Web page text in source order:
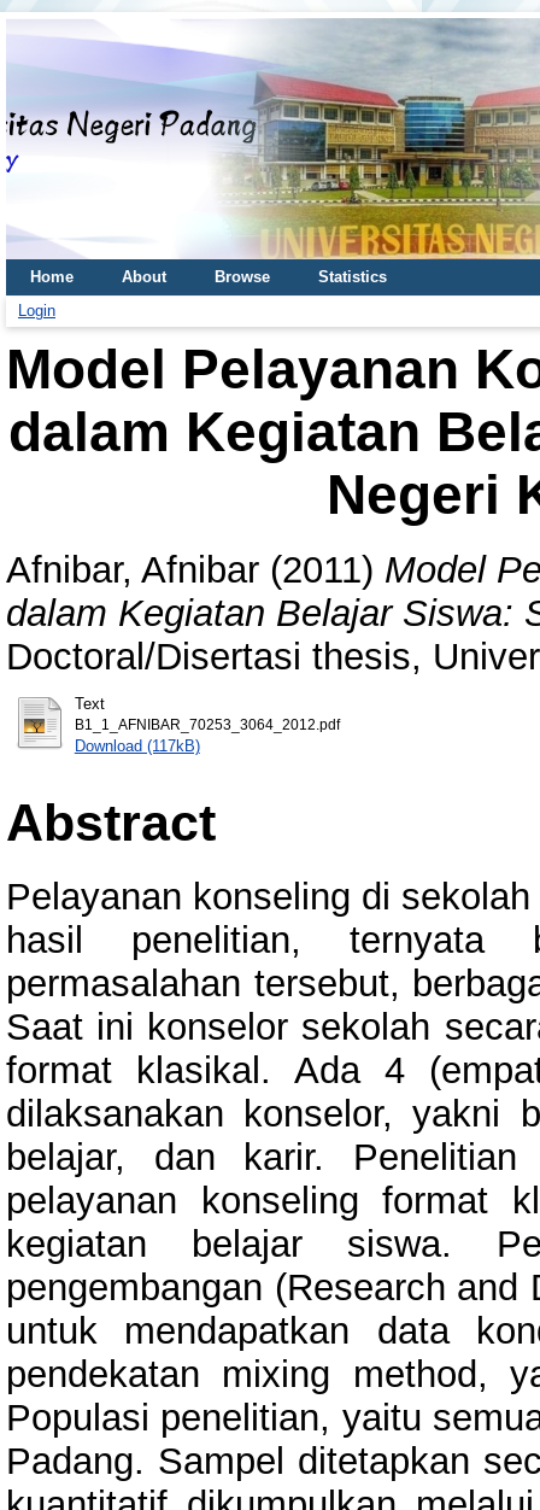
Home About Browse
Statistics
Login
Model Pelayanan
dalam Kegiatan
Negeri
Afnibar, Afnibar (2011) Model
dalam Kegiatan Belajar Siswa:
Doctoral/Disertasi thesis,
Text
B1_1_AFNIBAR_70253_3064_2012.pdf
Download (117kB)
Abstract
Pelayanan konseling di
hasil penelitian, ternyata
permasalahan tersebut,
Saat ini konselor sekolah
format klasikal. Ada 4
dilaksanakan konselor, yakni
belajar, dan karir.
pelayanan konseling format
kegiatan belajar siswa.
pengembangan (Research
untuk mendapatkan data
pendekatan mixing method,
Populasi penelitian, yaitu
Padang. Sampel ditetapkan